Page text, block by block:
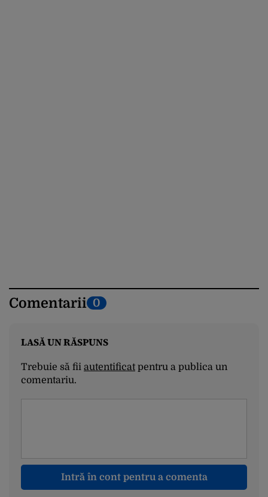
Comentarii 0
LASĂ UN RĂSPUNS
Trebuie să fii autentificatpentru a publica un
comentariu.
Intră în cont pentru a comenta